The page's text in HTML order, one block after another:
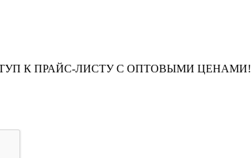
К ПРАЙС-ЛИСТУ С ОПТОВЫМИ ЦЕНАМИ!